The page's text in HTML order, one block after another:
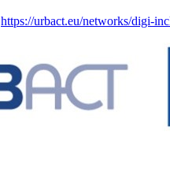
https://urbact.eu/networks/digi-